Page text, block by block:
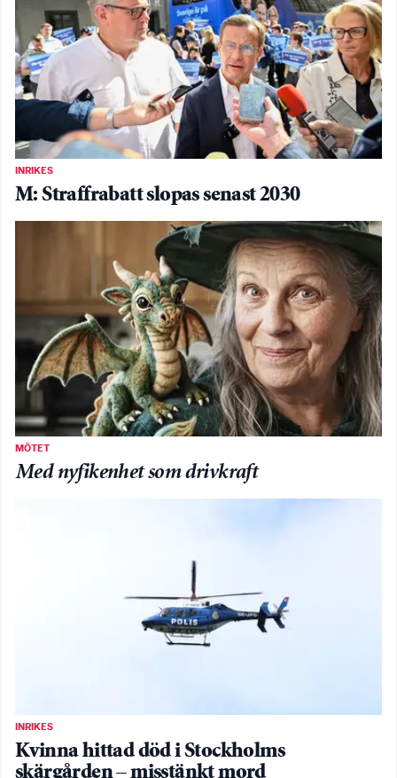
INRIKES
M: Straffrabatt slopas senast 2030
MÖTET
Med nyfikenhet som drivkraft
INRIKES
Kvinna hittad död i Stockholms
skärgården – misstänkt mord